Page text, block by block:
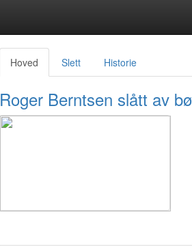
Hoved Slett Historie
Roger Berntsen slått av